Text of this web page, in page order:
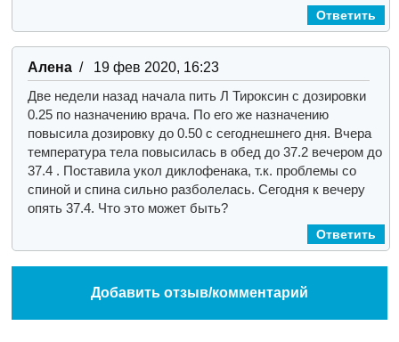
Ответить
Алена/ 19 фев 2020, 16:23
Две недели назад начала пить Л Тироксин с дозировки
0.25 по назначению врача. По его же назначению
повысила дозировку до 0.50 с сегоднешнего дня. Вчера
температура тела повысилась в обед до 37.2 вечером до
37.4 . Поставила укол диклофенака, т.к. проблемы со
спиной и спина сильно разболелась. Сегодня к вечеру
опять 37.4. Что это может быть?
Ответить
Добавить отзыв/комментарий